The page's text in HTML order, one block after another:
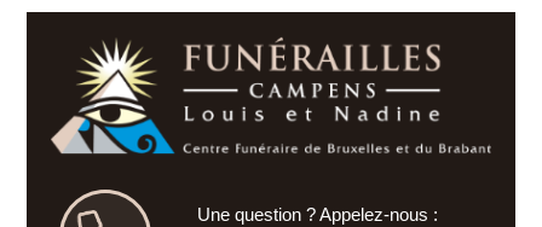
Une question ? Appelez-nous :